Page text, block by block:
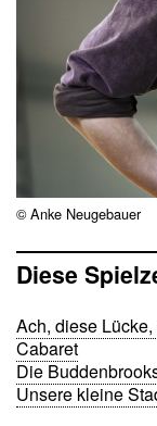
© Anke Neugebauer
Diese
Ach, diese
Cabaret
Die
Unsere kleine